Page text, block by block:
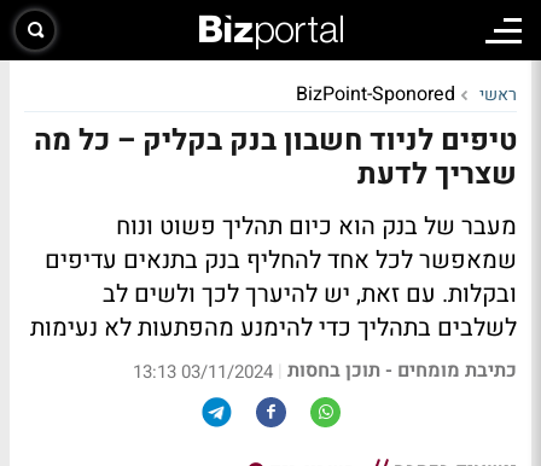
ראשי BizPoint-Sponored
טיפים לניוד חשבון בנק בקליק – כל מה
שצריך לדעת
מעבר של בנק הוא כיום תהליך פשוט ונוח
שמאפשר לכל אחד להחליף בנק בתנאים עדיפים
ובקלות. עם זאת, יש להיערך לכך ולשים לב
לשלבים בתהליך כדי להימנע מהפתעות לא נעימות
כתיבת מומחים - תוכן בחסות |
03/11/2024 13:13